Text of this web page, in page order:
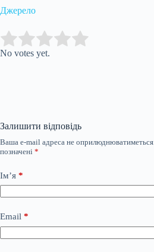
Джерело
Rate this item:
No votes yet.
Залишити відповідь
Ваша e-mail адреса не оприлюднюватиметься.
позначені *
Ім’я *
Email *